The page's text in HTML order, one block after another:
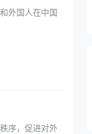
外国人在中国
序，促进对外